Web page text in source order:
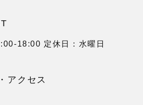
18:00 定休日：水曜日
アクセス